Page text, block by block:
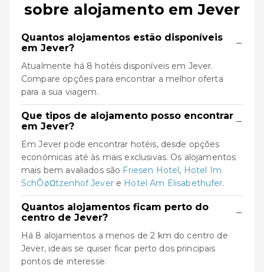
sobre alojamento em Jever
Quantos alojamentos estão disponíveis
em Jever?
−
Atualmente há 8 hotéis disponíveis em Jever.
Compare opções para encontrar a melhor oferta
para a sua viagem.
Que tipos de alojamento posso encontrar
em Jever?
−
Em Jever pode encontrar hotéis, desde opções
económicas até às mais exclusivas. Os alojamentos
mais bem avaliados são Friesen Hotel, Hotel Im
SchÔøΩtzenhof Jevere Hotel Am Elisabethufer.
Quantos alojamentos ficam perto do
centro de Jever?
−
Há 8 alojamentos a menos de 2 km do centro de
Jever, ideais se quiser ficar perto dos principais
pontos de interesse.